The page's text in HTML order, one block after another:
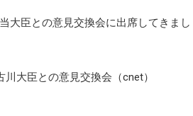
大臣との意見交換会に出席してきまし
大臣との意見交換会（cnet）